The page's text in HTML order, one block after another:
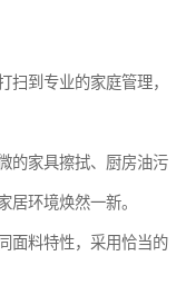
扫到专业的家庭管理，
的家具擦拭、厨房油污
居环境焕然一新。
面料特性，采用恰当的